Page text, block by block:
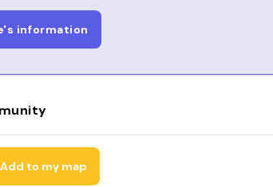
information
Add to my map